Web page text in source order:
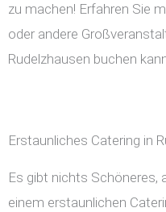
zu machen! Erfahren Sie
oder andere
Rudelzhausen buchen
Erstaunliches Catering in
Es gibt nichts Schöneres,
einem erstaunlichen